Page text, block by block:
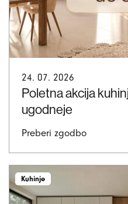
24. 07. 2026
Poletna akcija
ugodneje
Preberi zgodbo
Kuhinje